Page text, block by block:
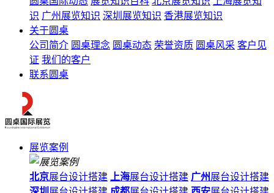
识 广州展览知识 深圳展览知识 香港展览知识
关于圆桌
公司简介 圆桌理念 圆桌动态 荣誉资质 圆桌风采 客户见
证 我们的客户
联系圆桌
展览案例
北京展台设计搭建 上海展台设计搭建 广州展台设计搭建